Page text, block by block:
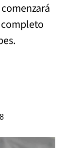
completo